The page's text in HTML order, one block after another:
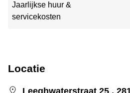
Jaarlijkse huur &
servicekosten
Locatie
Leeghwaterstraat 25 ,